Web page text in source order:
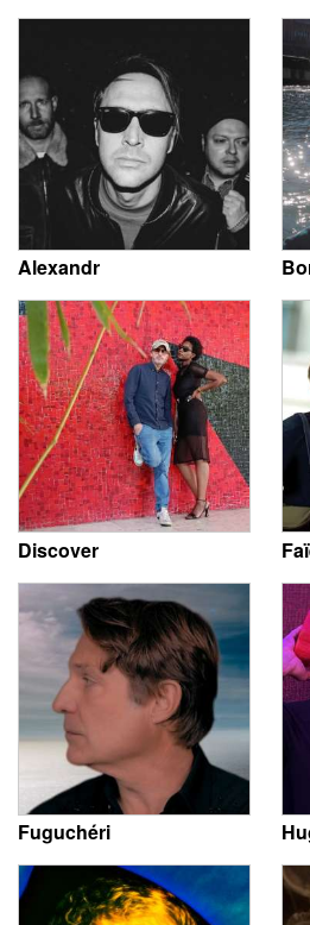
Alexandr
Discover
Fuguchéri